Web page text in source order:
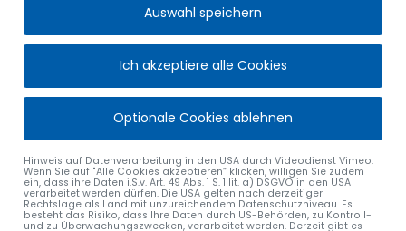
Auswahl speichern
Ich akzeptiere alle Cookies
Optionale Cookies ablehnen
Hinweis auf Datenverarbeitung in den USA durch Videodienst Vimeo:
Wenn Sie auf "Alle Cookies akzeptieren“ klicken, willigen Sie zudem
ein, dass ihre Daten i.S.v. Art. 49 Abs. 1 S. 1 lit. a) DSGVO in den USA
verarbeitet werden dürfen. Die USA gelten nach derzeitiger
Rechtslage als Land mit unzureichendem Datenschutzniveau. Es
besteht das Risiko, dass Ihre Daten durch US-Behörden, zu Kontroll-
und zu Überwachungszwecken, verarbeitet werden. Derzeit gibt es